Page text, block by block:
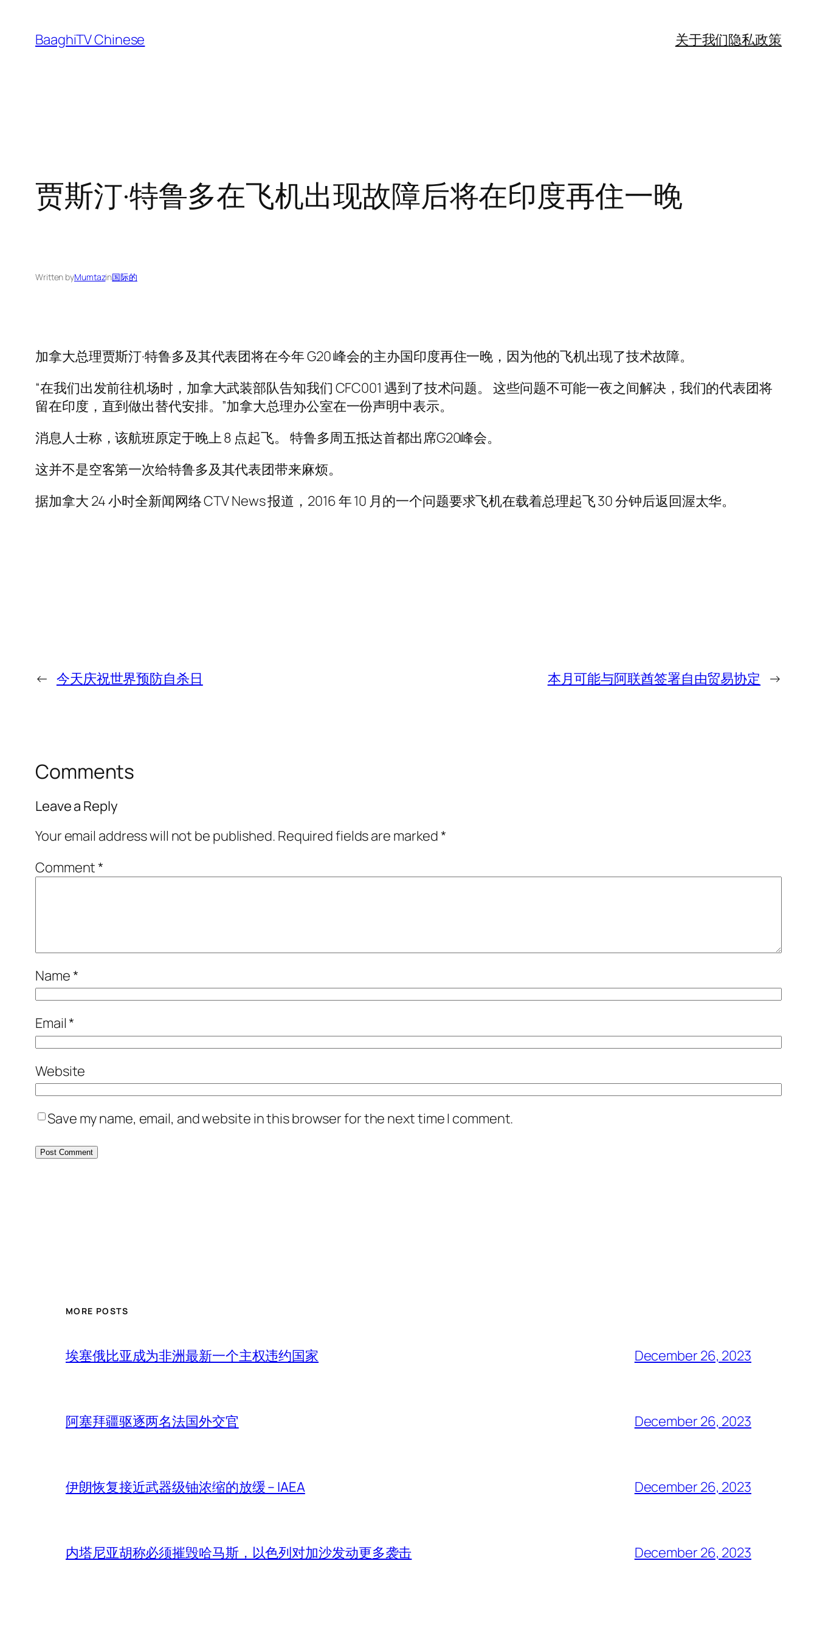
content
BaaghiTV Chinese 关于我们隐私政策
贾斯汀·特鲁多在飞机出现故障后将在印度再住一晚
Written byMumtazin国际的
加拿大总理贾斯汀·特鲁多及其代表团将在今年 G20 峰会的主办国印度再住一晚，因为他的飞机出现了技术故障。
“在我们出发前往机场时，加拿大武装部队告知我们 CFC001 遇到了技术问题。 这些问题不可能一夜之间解决，我们的代表团将
留在印度，直到做出替代安排。”加拿大总理办公室在一份声明中表示。
消息人士称，该航班原定于晚上 8 点起飞。 特鲁多周五抵达首都出席G20峰会。
这并不是空客第一次给特鲁多及其代表团带来麻烦。
据加拿大 24 小时全新闻网络 CTV News 报道，2016 年 10 月的一个问题要求飞机在载着总理起飞 30 分钟后返回渥太华。
← 今天庆祝世界预防自杀日 本月可能与阿联酋签署自由贸易协定 →
Comments
Leave a Reply
Your email address will not be published. Required fields are marked*
Comment*
Name*
Email*
Website
Save my name, email, and website in this browser for the next time I comment.
MORE POSTS
埃塞俄比亚成为非洲最新一个主权违约国家 December 26, 2023
阿塞拜疆驱逐两名法国外交官 December 26, 2023
伊朗恢复接近武器级铀浓缩的放缓 – IAEA December 26, 2023
内塔尼亚胡称必须摧毁哈马斯，以色列对加沙发动更多袭击 December 26, 2023